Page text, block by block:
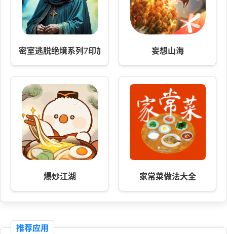
密室逃脱绝境系列7印加古 妄想山海
爆炒江湖 家常菜做法大全
推荐应用